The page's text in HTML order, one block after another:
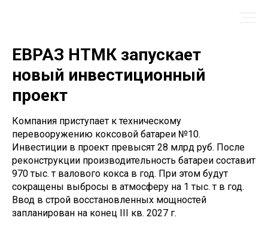
ЕВРАЗ НТМК запускает
новый инвестиционный
проект
Компания приступает к техническому
перевооружению коксовой батареи №10.
Инвестиции в проект превысят 28 млрд руб. После
реконструкции производительность батареи составит
970 тыс. т валового кокса в год. При этом будут
сокращены выбросы в атмосферу на 1 тыс. т в год.
Ввод в строй восстановленных мощностей
запланирован на конец III кв. 2027 г.